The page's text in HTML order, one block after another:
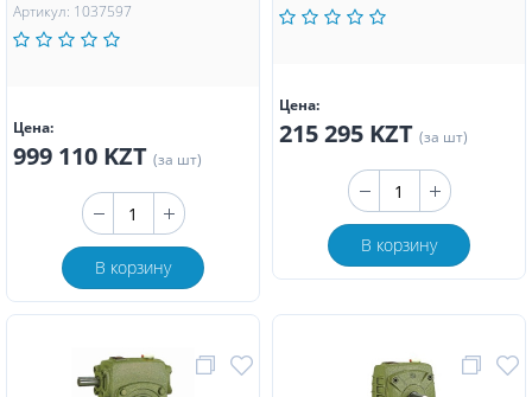
Артикул: 1037597
Цена:
999 110 KZT (за шт)
В корзину
Цена:
215 295 KZT (за шт)
В корзину